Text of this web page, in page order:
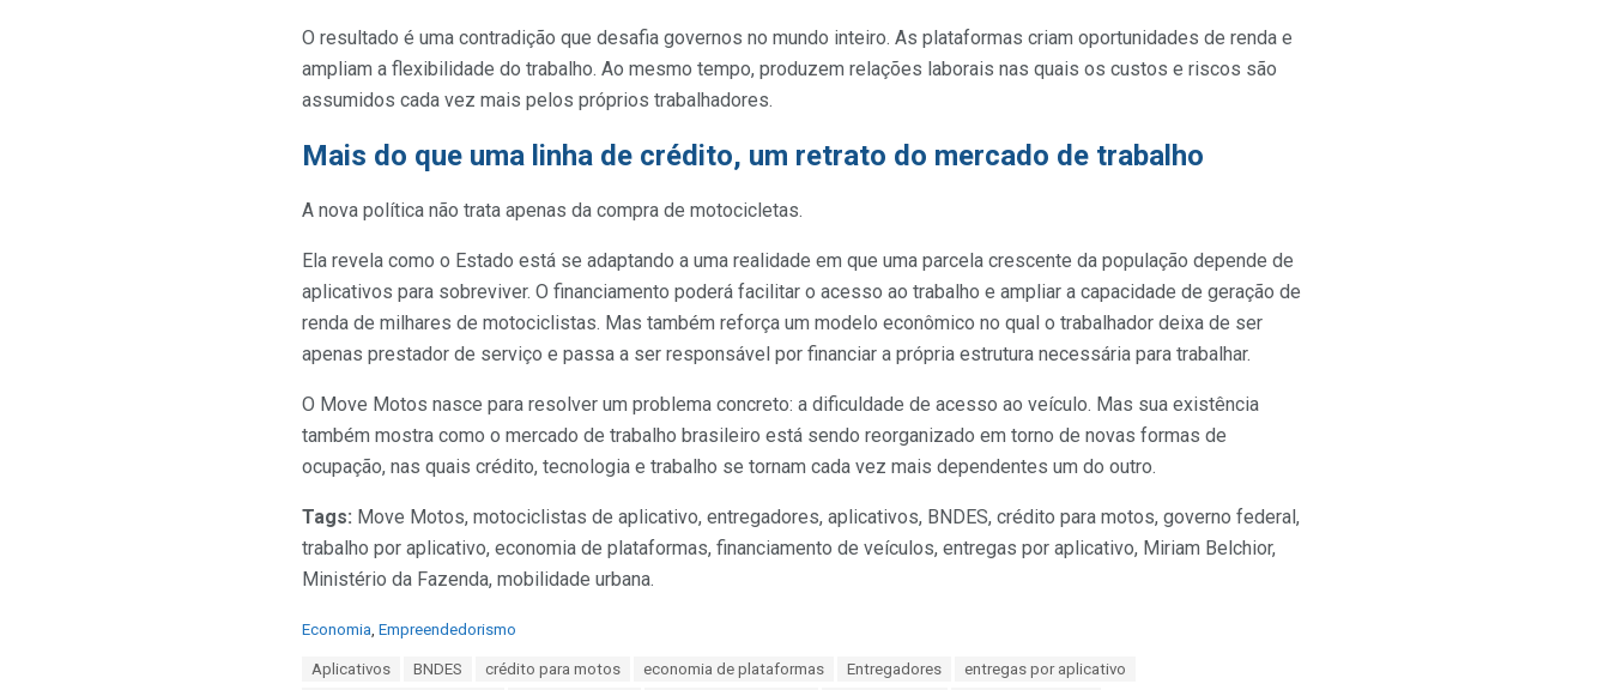
O resultado é uma contradição que desafia governos no mundo inteiro. As plataformas criam oportunidades de renda e
ampliam a flexibilidade do trabalho. Ao mesmo tempo, produzem relações laborais nas quais os custos e riscos são
assumidos cada vez mais pelos próprios trabalhadores.
Mais do que uma linha de crédito, um retrato do mercado de trabalho
A nova política não trata apenas da compra de motocicletas.
Ela revela como o Estado está se adaptando a uma realidade em que uma parcela crescente da população depende de
aplicativos para sobreviver. O financiamento poderá facilitar o acesso ao trabalho e ampliar a capacidade de geração de
renda de milhares de motociclistas. Mas também reforça um modelo econômico no qual o trabalhador deixa de ser
apenas prestador de serviço e passa a ser responsável por financiar a própria estrutura necessária para trabalhar.
O Move Motos nasce para resolver um problema concreto: a dificuldade de acesso ao veículo. Mas sua existência
também mostra como o mercado de trabalho brasileiro está sendo reorganizado em torno de novas formas de
ocupação, nas quais crédito, tecnologia e trabalho se tornam cada vez mais dependentes um do outro.
Tags: Move Motos, motociclistas de aplicativo, entregadores, aplicativos, BNDES, crédito para motos, governo federal,
trabalho por aplicativo, economia de plataformas, financiamento de veículos, entregas por aplicativo, Miriam Belchior,
Ministério da Fazenda, mobilidade urbana.
C
Economia Empreendedorismo
Aplicativos BNDES crédito para motos economia de plataformas Entregadores entregas por aplicativo